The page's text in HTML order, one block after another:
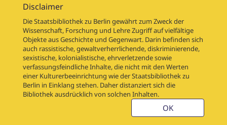
DigitalisierungsaufträgeÜberDigitalisierungsprojekteLinks
DigiworkflowWeitere digitalisierte Bestände
Kontakt
Nutzungsbedingungen
Startseite der SBB
Stabikat
Weitere Kataloge der SBB
Disclaimer
Die Staatsbibliothek zu Berlin gewährt zum Zweck der
Wissenschaft, Forschung und Lehre Zugriff auf vielfältige
Objekte aus Geschichte und Gegenwart. Darin befinden sich
auch rassistische, gewaltverherrlichende, diskriminierende,
sexistische, kolonialistische, ehrverletzende sowie
verfassungsfeindliche Inhalte, die nicht mit den Werten
einer Kulturerbeeinrichtung wie der Staatsbibliothek zu
Berlin in Einklang stehen. Daher distanziert sich die
Bibliothek ausdrücklich von solchen Inhalten.
OK